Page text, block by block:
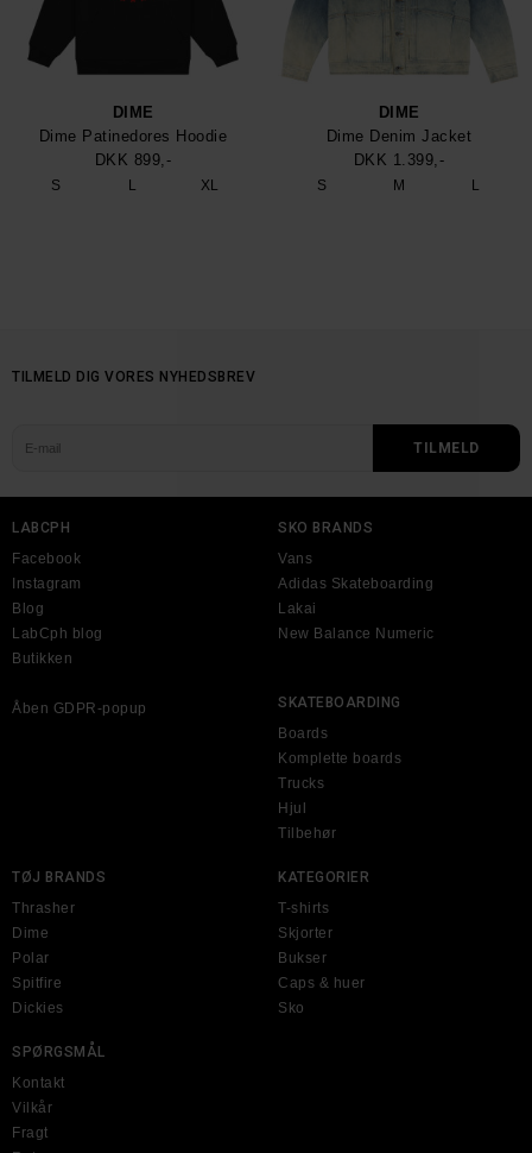
DIME
Dime Patinedores Hoodie
DKK 899,-
S L XL
DIME
Dime Denim Jacket
DKK 1.399,-
S M L
TILMELD DIG VORES NYHEDSBREV
LABCPH
Facebook
Instagram
Blog
LabCph blog
Butikken
Åben GDPR-popup
SKO BRANDS
Vans
Adidas Skateboarding
Lakai
New Balance Numeric
SKATEBOARDING
Boards
Komplette boards
Trucks
Hjul
Tilbehør
TØJ BRANDS
Thrasher
Dime
Polar
Spitfire
Dickies
KATEGORIER
T-shirts
Skjorter
Bukser
Caps & huer
Sko
SPØRGSMÅL
Kontakt
Vilkår
Fragt